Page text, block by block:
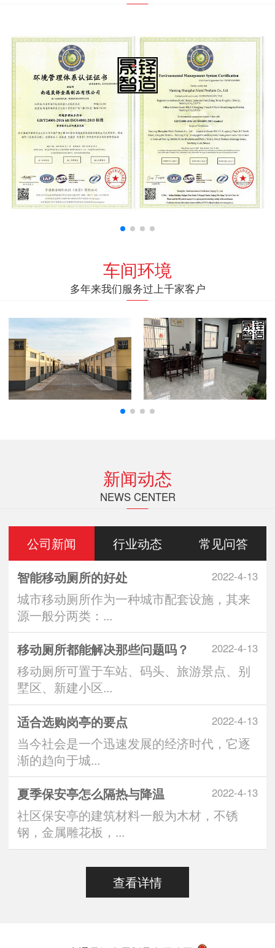
车间环境
多年来我们服务过上千家客户
新闻动态
NEWS CENTER
公司新闻 行业动态 常见问答
2022-4-13
智能移动厕所的好处
城市移动厕所作为一种城市配套设施，其来
源一般分两类：...
2022-4-13
移动厕所都能解决那些问题吗？
移动厕所可置于车站、码头、旅游景点、别
墅区、新建小区...
2022-4-13
适合选购岗亭的要点
当今社会是一个迅速发展的经济时代，它逐
渐的趋向于城...
2022-4-13
夏季保安亭怎么隔热与降温
社区保安亭的建筑材料一般为木材，不锈
钢，金属雕花板，...
查看详情